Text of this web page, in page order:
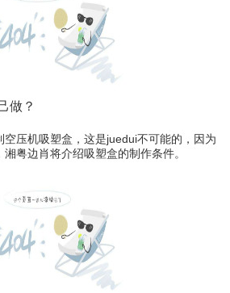
做？
压机吸塑盒，这是juedui不可能的，因为
粤边肖将介绍吸塑盒的制作条件。